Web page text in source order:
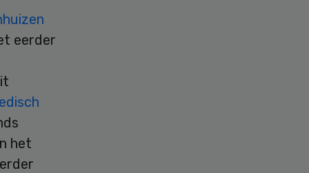
eerder
het